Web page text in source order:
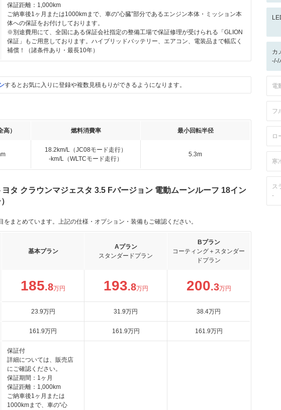
保証距離：1,000km
ご納車後1ヶ月または1000kmまで、車の“心臓”部分であるエンジン本体・ミッション本
体への保証をお付けしております。
※別途費用にて、全国にある保証会社指定の整備工場で保証修理が受けられる「GLION
保証」もご用意しております。ハイブリッドバッテリー、エアコン、電装品まで幅広く
補償！（諸条件あり・最長10年）
するとお気に入りに登録や複数見積もりができるようになります。
） 燃料消費率 最小回転半径
18.2km/L（JC08モード走行）
-km/L（WLTCモード走行）
5.3m
タ クラウンマジェスタ 3.5 Fバージョン 電動ムーンルーフ 18イン
まとめています。上記の仕様・オプション・装備もご確認ください。
基本プラン
Aプラン
スタンダードプラン
Bプラン
コーティング＋スタンダー
ドプラン
185.8万円 193.8万円 200.3万円
23.9万円 31.9万円 38.4万円
161.9万円 161.9万円 161.9万円
保証付
詳細については、販売店
にご確認ください。
保証期間：1ヶ月
保証距離：1,000km
ご納車後1ヶ月または
1000kmまで、車の“心
カ
-/-/
電
フ
ロ
寒
ス
-